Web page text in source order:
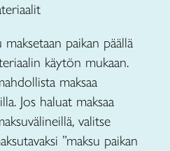
paikan päällä
käytön mukaan.
maksaa
Jos haluat maksaa
valitse
”maksu paikan